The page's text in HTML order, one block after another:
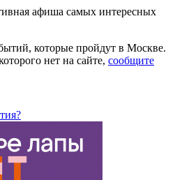
афиша самых интересных
которые пройдут в Москве.
нет на сайте, сообщите